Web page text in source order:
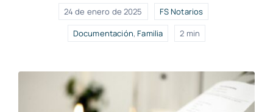
24 de enero de 2025
FS Notarios
Documentación,Familia 2 min